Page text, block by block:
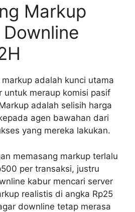
Markup
adalah kunci utama
untuk meraup komisi pasif
adalah selisih harga
agen bawahan dari
yang mereka lakukan.
memasang markup terlalu
per transaksi, justru
kabur mencari server
realistis di angka Rp25
downline tetap merasa